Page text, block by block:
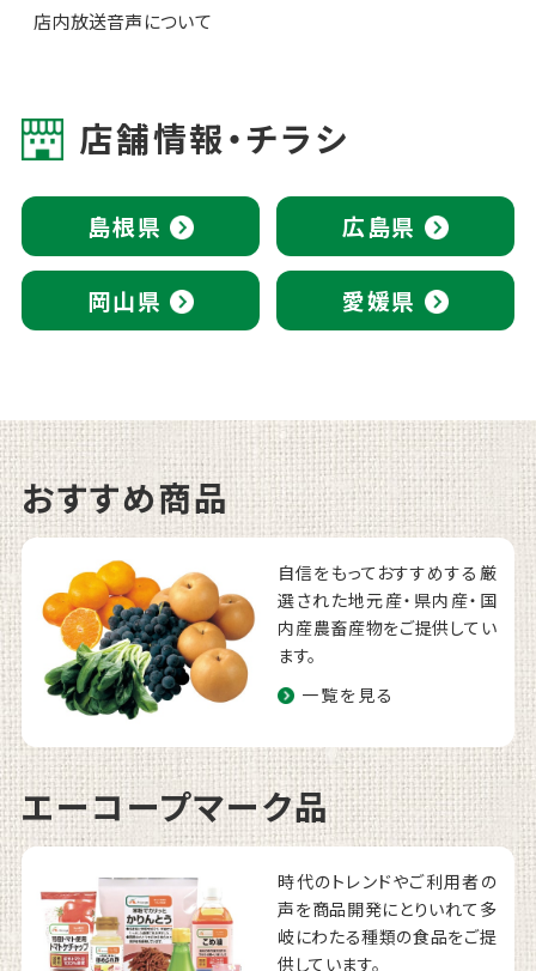
店内放送音声について
店舗情報・チラシ
島根県 広島県
岡山県 愛媛県
おすすめ商品
自信をもっておすすめする厳
選された地元産・県内産・国
内産農畜産物をご提供してい
ます。
一覧を見る
エーコープマーク品
時代のトレンドやご利用者の
声を商品開発にとりいれて多
岐にわたる種類の食品をご提
供しています。